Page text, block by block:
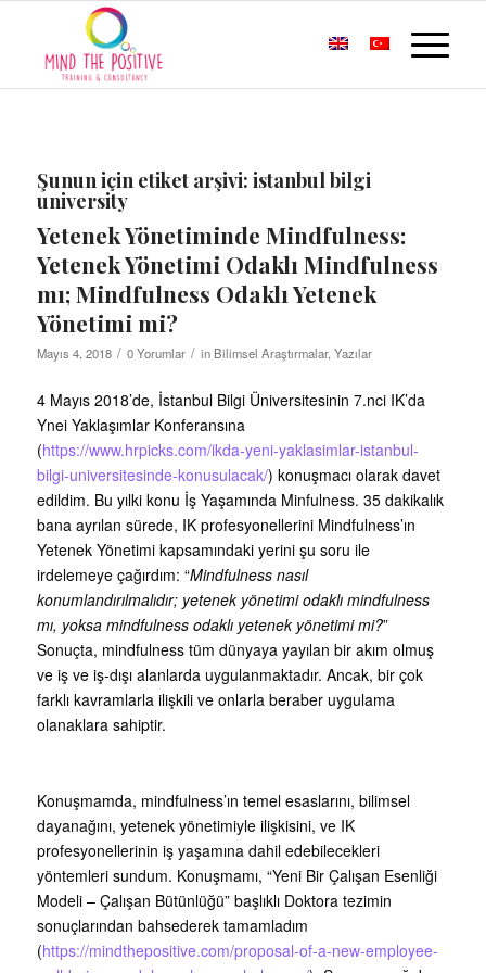
Şunun için etiket arşivi: istanbul bilgi
university
Yetenek Yönetiminde Mindfulness:
Yetenek Yönetimi Odaklı Mindfulness
mı; Mindfulness Odaklı Yetenek
Yönetimi mi?
Mayıs 4, 2018 / 0 Yorumlar / in Bilimsel Araştırmalar, Yazılar
4 Mayıs 2018’de, İstanbul Bilgi Üniversitesinin 7.nci IK’da
Ynei Yaklaşımlar Konferansına
(https://www.hrpicks.com/ikda-yeni-yaklasimlar-istanbul-
bilgi-universitesinde-konusulacak/) konuşmacı olarak davet
edildim. Bu yılki konu İş Yaşamında Minfulness. 35 dakikalık
bana ayrılan sürede, IK profesyonellerini Mindfulness’ın
Yetenek Yönetimi kapsamındaki yerini şu soru ile
irdelemeye çağırdım: “Mindfulness nasıl
konumlandırılmalıdır; yetenek yönetimi odaklı mindfulness
mı, yoksa mindfulness odaklı yetenek yönetimi mi?”
Sonuçta, mindfulness tüm dünyaya yayılan bir akım olmuş
ve iş ve iş-dışı alanlarda uygulanmaktadır. Ancak, bir çok
farklı kavramlarla ilişkili ve onlarla beraber uygulama
olanaklara sahiptir.
Konuşmamda, mindfulness’ın temel esaslarını, bilimsel
dayanağını, yetenek yönetimiyle ilişkisini, ve IK
profesyonellerinin iş yaşamına dahil edebilecekleri
yöntemleri sundum. Konuşmamı, “Yeni Bir Çalışan Esenliği
Modeli – Çalışan Bütünlüğü” başlıklı Doktora tezimin
sonuçlarından bahsederek tamamladım
(https://mindthepositive.com/proposal-of-a-new-employee-